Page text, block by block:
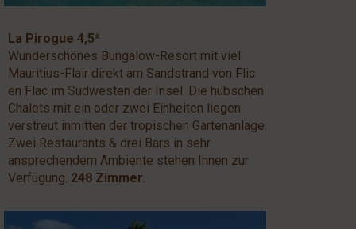
La Pirogue 4,5*
Wunderschönes Bungalow-Resort mit viel
Mauritius-Flair direkt am Sandstrand von Flic
en Flac im Südwesten der Insel. Die hübschen
Chalets mit ein oder zwei Einheiten liegen
verstreut inmitten der tropischen Gartenanlage.
Zwei Restaurants & drei Bars in sehr
ansprechendem Ambiente stehen Ihnen zur
Verfügung. 248 Zimmer.